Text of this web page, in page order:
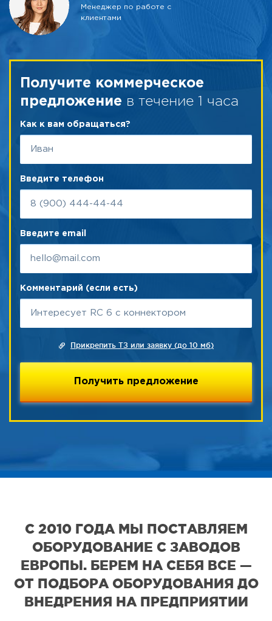
Менеджер по работе с
клиентами
Получите коммерческое
предложение в течение 1 часа
Как к вам обращаться?
Введите телефон
Введите email
Комментарий (если есть)
Прикрепить ТЗ или заявку (до 10 мб)
С 2010 ГОДА МЫ ПОСТАВЛЯЕМ
ОБОРУДОВАНИЕ С ЗАВОДОВ
ЕВРОПЫ. БЕРЕМ НА СЕБЯ ВСЕ —
ОТ ПОДБОРА ОБОРУДОВАНИЯ ДО
ВНЕДРЕНИЯ НА ПРЕДПРИЯТИИ